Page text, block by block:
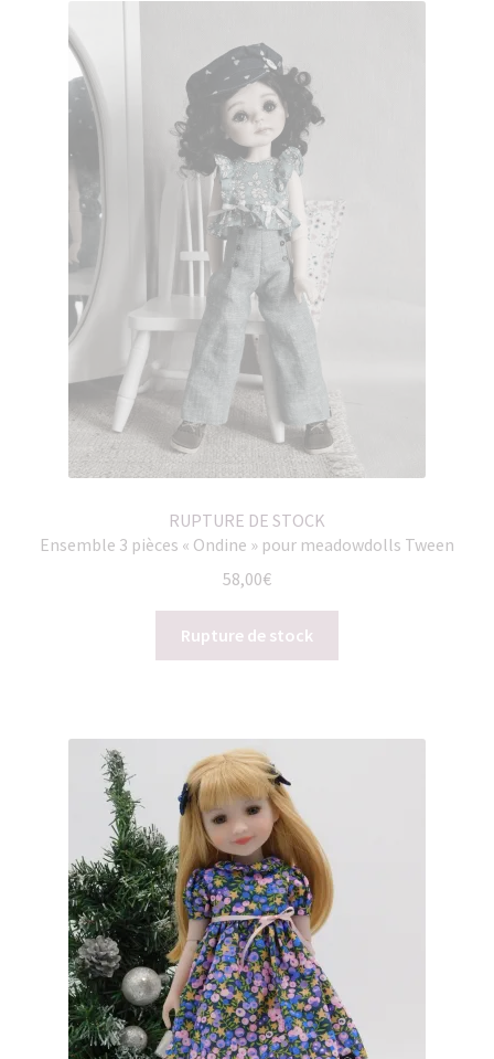
RUPTURE DE STOCK
Ensemble 3 pièces « Ondine » pour meadowdolls Tween
58,00€
Rupture de stock